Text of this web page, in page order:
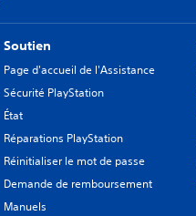
Soutien
Page d'accueil de l'Assistance
Sécurité PlayStation
État
Réparations PlayStation
Réinitialiser le mot de passe
Demande de remboursement
Manuels